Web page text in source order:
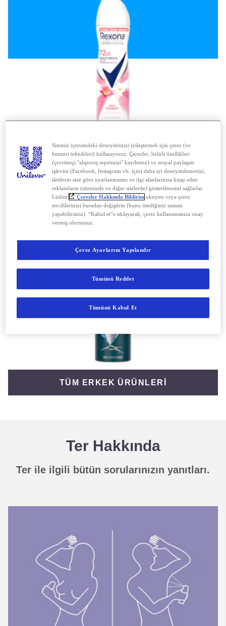
TÜM KADIN ÜRÜNLERİ
TÜM ERKEK ÜRÜNLERİ
Ter Hakkında
Ter ile ilgili bütün sorularınızın yanıtları.
Sitemiz içerisindeki deneyiminizi iyileştirmek için çerez (ve
benzeri teknikleri) kullanıyoruz. Çerezler, belirli özellikleri
(çevrimiçi "alışveriş sepetinizi" kaydetme) ve sosyal paylaşım
işlevini (Facebook, Instagram vb. için) daha iyi deneyimlemenizi,
iletilerin size göre uyarlanmasını ve ilgi alanlarınıza hitap eden
reklamların (sitemizde ve diğer sitelerde) gösterilmesini sağlarlar.
Lütfen
Çerezler Hakkında Bildirim okuyun veya çerez
tercihlerinizi buradan değiştirin (bunu istediğiniz zaman
yapabilirsiniz). “Kabul et”e tıklayarak, çerez kullanımımıza onay
vermiş olursunuz.
Çerez Ayarlarını Yapılandır
Tümünü Reddet
Tümünü Kabul Et